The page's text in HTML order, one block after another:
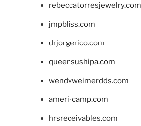
rebeccatorresjewelry.com
jmpbliss.com
drjorgerico.com
queensushipa.com
wendyweimerdds.com
ameri-camp.com
hrsreceivables.com